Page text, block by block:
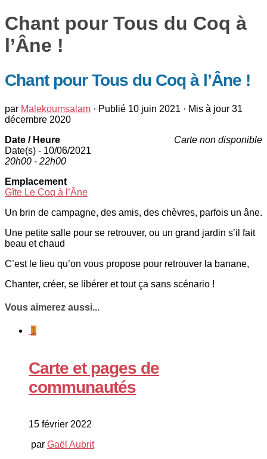
Chant pour Tous du Coq à
l’Âne !
Chant pour Tous du Coq à l’Âne !
par Malekoumsalam · Publié 10 juin 2021 · Mis à jour 31
décembre 2020
Carte non disponible
Date / Heure
Date(s) - 10/06/2021
20h00 - 22h00
Emplacement
Gîte Le Coq à l’Âne
Un brin de campagne, des amis, des chèvres, parfois un âne.
Une petite salle pour se retrouver, ou un grand jardin s’il fait
beau et chaud
C’est le lieu qu’on vous propose pour retrouver la banane,
Chanter, créer, se libérer et tout ça sans scénario !
Vous aimerez aussi...
1
Carte et pages de
communautés
15 février 2022
par Gaël Aubrit